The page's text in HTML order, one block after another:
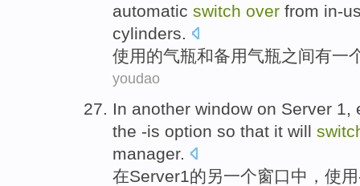
automatic switch over from in-
cylinders.
使用的气瓶和备用气瓶之间有一
youdao
In another window on Server 1,
the -is option so that it will
manager.
在Server1的另一个窗口中， 使用